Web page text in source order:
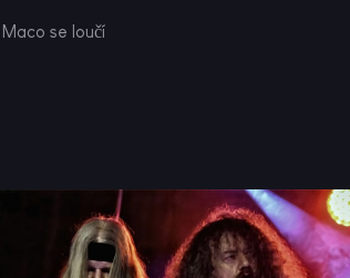
Maco se loučí